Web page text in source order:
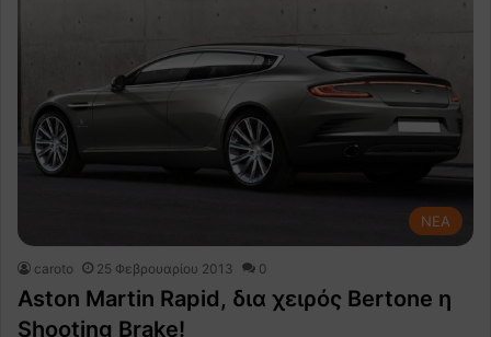
NEA
caroto 25 Φεβρουαρίου 2013 0
Aston Martin Rapid, δια χειρός Bertone η
Shooting Brake!